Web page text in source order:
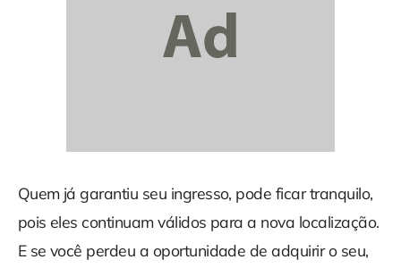
Quem já garantiu seu ingresso, pode ficar tranquilo,
pois eles continuam válidos para a nova localização.
E se você perdeu a oportunidade de adquirir o seu,